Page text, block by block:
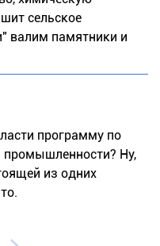
сельское
валим памятники и
программу по
промышленности? Ну,
из одних